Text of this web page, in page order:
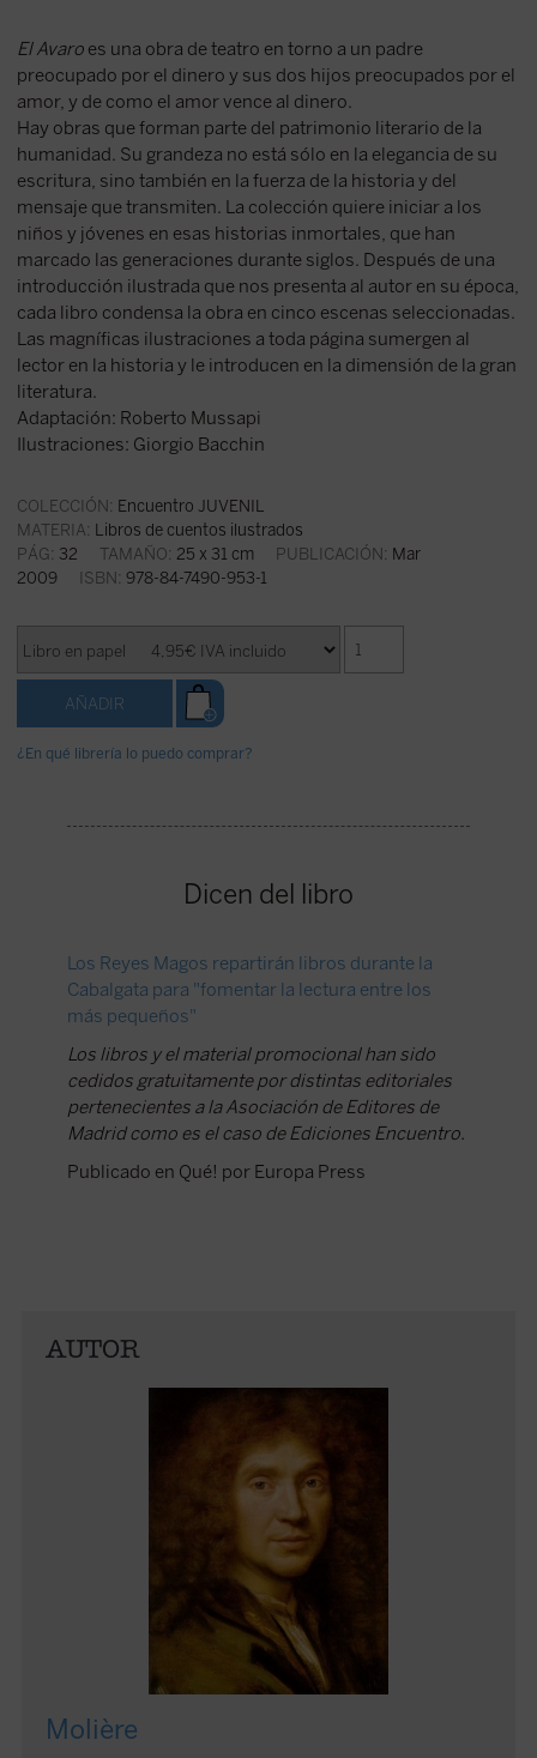
El Avaroes una obra de teatro en torno a un padre
preocupado por el dinero y sus dos hijos preocupados por el
amor, y de como el amor vence al dinero.
Hay obras que forman parte del patrimonio literario de la
humanidad. Su grandeza no está sólo en la elegancia de su
escritura, sino también en la fuerza de la historia y del
mensaje que transmiten. La colección quiere iniciar a los
niños y jóvenes en esas historias inmortales, que han
marcado las generaciones durante siglos. Después de una
introducción ilustrada que nos presenta al autor en su época,
cada libro condensa la obra en cinco escenas seleccionadas.
Las magníficas ilustraciones a toda página sumergen al
lector en la historia y le introducen en la dimensión de la gran
literatura.
Adaptación: Roberto Mussapi
Ilustraciones: Giorgio Bacchin
COLECCIÓN: Encuentro JUVENIL
MATERIA: Libros de cuentos ilustrados
PÁG: 32 TAMAÑO: 25 x 31 cm PUBLICACIÓN: Mar
2009 ISBN: 978-84-7490-953-1
¿En qué librería lo puedo comprar?
Dicen del libro
Los Reyes Magos repartirán libros durante la
Cabalgata para "fomentar la lectura entre los
más pequeños"
Los libros y el material promocional han sido
cedidos gratuitamente por distintas editoriales
pertenecientes a la Asociación de Editores de
Madrid como es el caso de Ediciones Encuentro.
Publicado en Qué! por Europa Press
AUTOR
Molière